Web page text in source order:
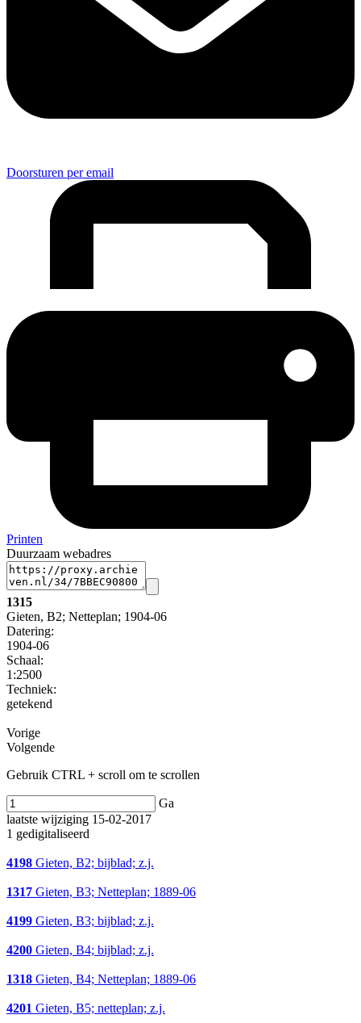
Doorsturen per email
Printen
Duurzaam webadres
1315
Gieten, B2; Netteplan; 1904-06
Datering:
1904-06
Schaal:
1:2500
Techniek:
getekend
Vorige
Volgende
Gebruik CTRL + scroll om te scrollen
Ga
laatste wijziging 15-02-2017
1 gedigitaliseerd
4198 Gieten, B2; bijblad; z.j.
1317 Gieten, B3; Netteplan; 1889-06
4199 Gieten, B3; bijblad; z.j.
4200 Gieten, B4; bijblad; z.j.
1318 Gieten, B4; Netteplan; 1889-06
4201 Gieten, B5; netteplan; z.j.